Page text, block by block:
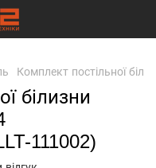
Комплект постільної
білизни
111002)